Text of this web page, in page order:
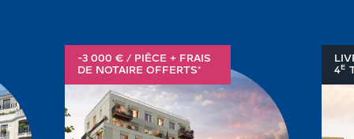
-3 000 € / PIÈCE + FRAIS
DE NOTAIRE OFFERTS*
4E